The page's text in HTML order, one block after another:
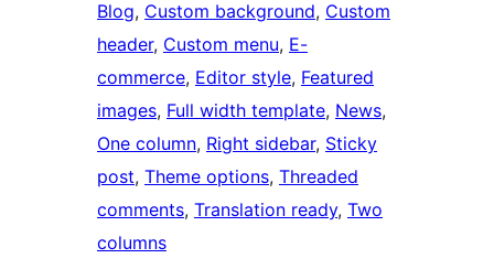
Blog, Custom background, Custom
header, Custom menu, E-
commerce, Editor style, Featured
images, Full width template, News
One column, Right sidebar, Sticky
post, Theme options, Threaded
comments, Translation ready, Two
columns